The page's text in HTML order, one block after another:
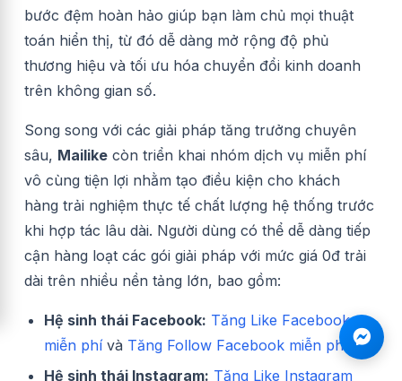
bước đệm hoàn hảo giúp bạn làm chủ mọi thuật
toán hiển thị, từ đó dễ dàng mở rộng độ phủ
thương hiệu và tối ưu hóa chuyển đổi kinh doanh
trên không gian số.
Song song với các giải pháp tăng trưởng chuyên
sâu, Mailike còn triển khai nhóm dịch vụ miễn phí
vô cùng tiện lợi nhằm tạo điều kiện cho khách
hàng trải nghiệm thực tế chất lượng hệ thống trước
khi hợp tác lâu dài. Người dùng có thể dễ dàng tiếp
cận hàng loạt các gói giải pháp với mức giá 0đ trải
dài trên nhiều nền tảng lớn, bao gồm:
Hệ sinh thái Facebook: Tăng Like Facebook
miễn phívà Tăng Follow Facebook miễn phí.
Hệ sinh thái Instagram: Tăng Like Instagram